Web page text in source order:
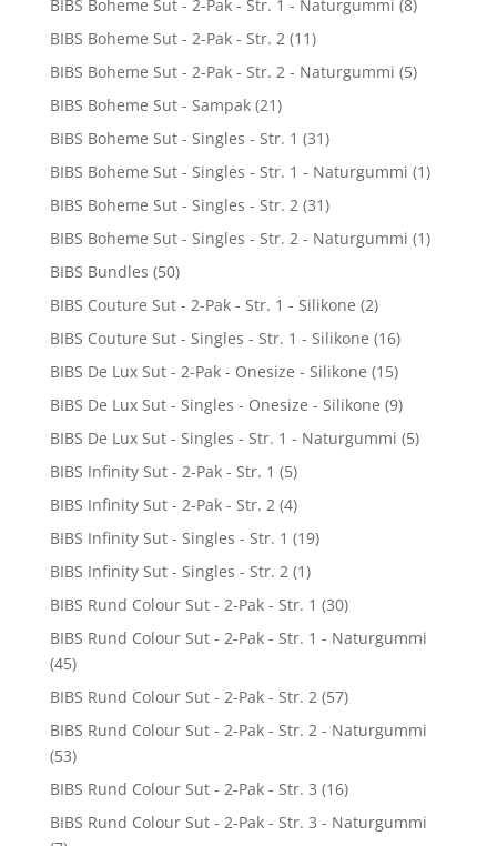
BIBS Boheme Sut - 2-Pak - Str. 1 - Naturgummi (8)
BIBS Boheme Sut - 2-Pak - Str. 2 (11)
BIBS Boheme Sut - 2-Pak - Str. 2 - Naturgummi (5)
BIBS Boheme Sut - Sampak (21)
BIBS Boheme Sut - Singles - Str. 1 (31)
BIBS Boheme Sut - Singles - Str. 1 - Naturgummi (1)
BIBS Boheme Sut - Singles - Str. 2 (31)
BIBS Boheme Sut - Singles - Str. 2 - Naturgummi (1)
BIBS Bundles (50)
BIBS Couture Sut - 2-Pak - Str. 1 - Silikone (2)
BIBS Couture Sut - Singles - Str. 1 - Silikone (16)
BIBS De Lux Sut - 2-Pak - Onesize - Silikone (15)
BIBS De Lux Sut - Singles - Onesize - Silikone (9)
BIBS De Lux Sut - Singles - Str. 1 - Naturgummi (5)
BIBS Infinity Sut - 2-Pak - Str. 1 (5)
BIBS Infinity Sut - 2-Pak - Str. 2 (4)
BIBS Infinity Sut - Singles - Str. 1 (19)
BIBS Infinity Sut - Singles - Str. 2 (1)
BIBS Rund Colour Sut - 2-Pak - Str. 1 (30)
BIBS Rund Colour Sut - 2-Pak - Str. 1 - Naturgummi
(45)
BIBS Rund Colour Sut - 2-Pak - Str. 2 (57)
BIBS Rund Colour Sut - 2-Pak - Str. 2 - Naturgummi
(53)
BIBS Rund Colour Sut - 2-Pak - Str. 3 (16)
BIBS Rund Colour Sut - 2-Pak - Str. 3 - Naturgummi